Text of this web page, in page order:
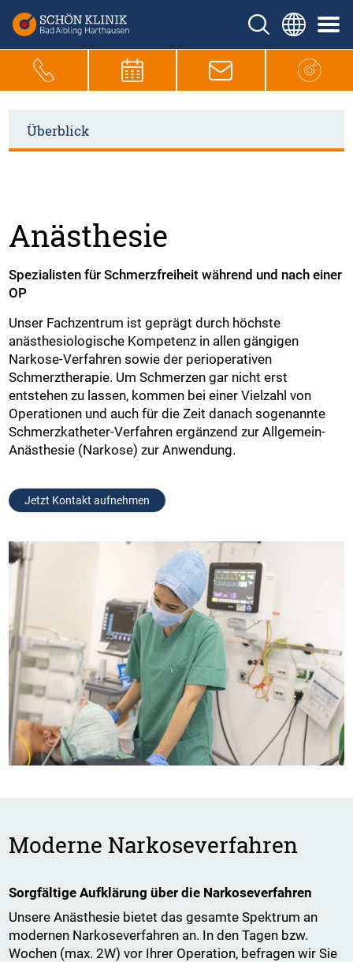
Überblick
Anästhesie
Spezialisten für Schmerzfreiheit während und nach einer
OP
Unser Fachzentrum ist geprägt durch höchste
anästhesiologische Kompetenz in allen gängigen
Narkose-Verfahren sowie der perioperativen
Schmerztherapie. Um Schmerzen gar nicht erst
entstehen zu lassen, kommen bei einer Vielzahl von
Operationen und auch für die Zeit danach sogenannte
Schmerzkatheter-Verfahren ergänzend zur Allgemein-
Anästhesie (Narkose) zur Anwendung.
Jetzt Kontakt aufnehmen
Moderne Narkoseverfahren
Sorgfältige Aufklärung über die Narkoseverfahren
Unsere Anästhesie bietet das gesamte Spektrum an
modernen Narkoseverfahren an. In den Tagen bzw.
Wochen (max. 2W) vor Ihrer Operation, befragen wir Sie